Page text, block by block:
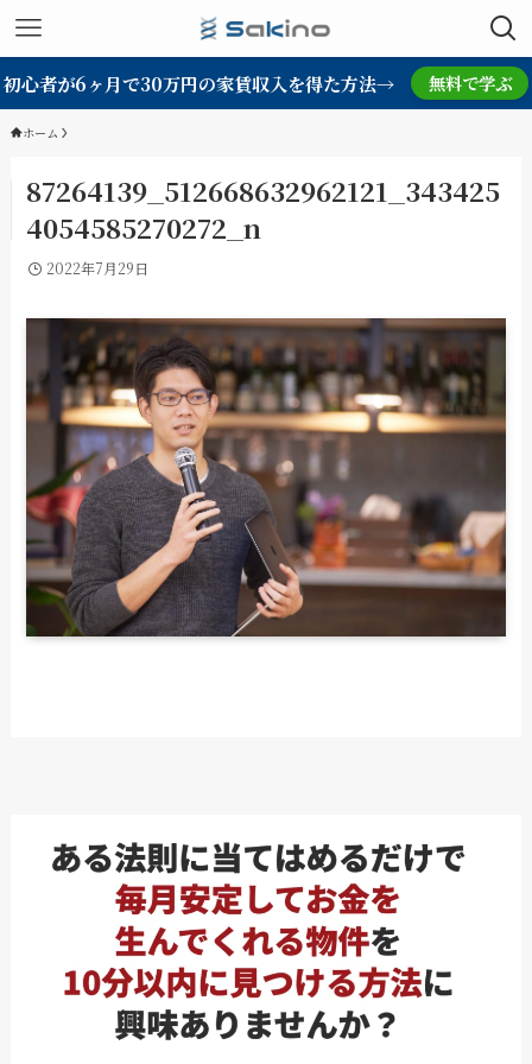
初心者が6ヶ月で30万円の家賃収入を得た方法→ 無料で学ぶ
ホーム
87264139_512668632962121_343425
4054585270272_n
2022年7月29日